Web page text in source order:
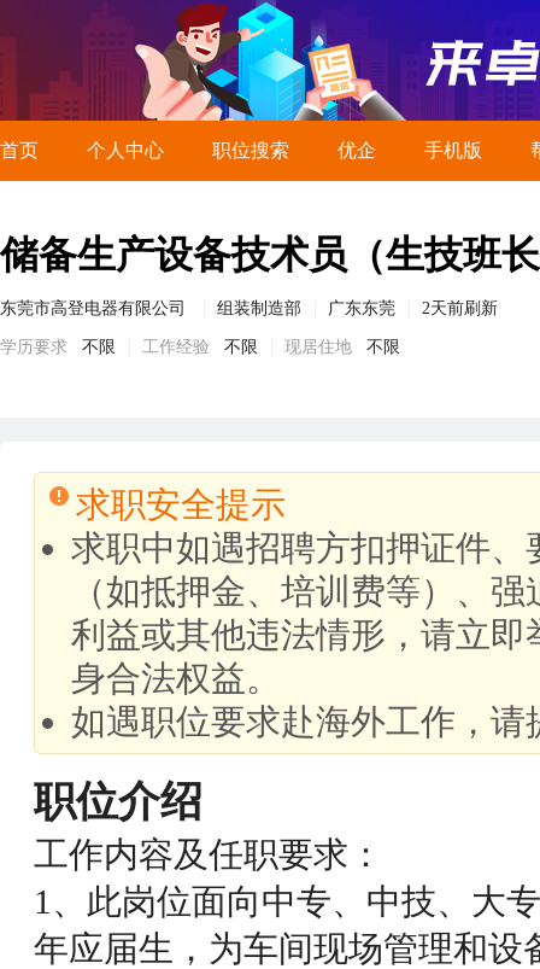
首页 个人中心 职位搜索 优企 手机版
储备生产设备技术员（生技班
东莞市高登电器有限公司 组装制造部 广东东莞 2天前刷新
学历要求 不限 工作经验 不限 现居住地 不限
求职安全提示
求职中如遇招聘方扣押证件
（如抵押金、培训费等）、
利益或其他违法情形，请立
身合法权益。
如遇职位要求赴海外工作，
职位介绍
工作内容及任职要求：
1、此岗位面向中专、中技、大
年应届生，为车间现场管理和